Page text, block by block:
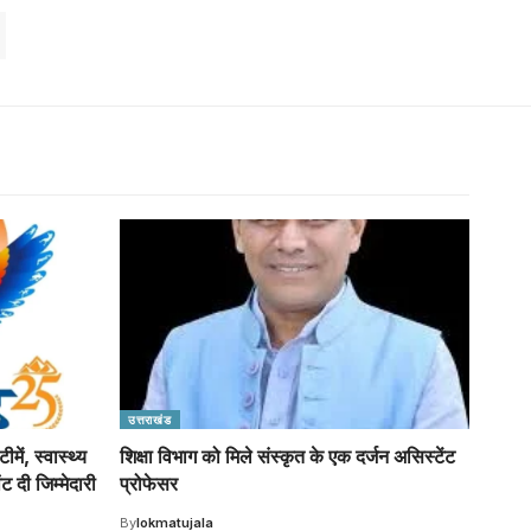
स्वास्थ्य
जिम्मेदारी
उत्तराखंड
शिक्षा विभाग को मिले संस्कृत के एक दर्जन असिस्टेंट
प्रोफेसर
Bylokmatujala